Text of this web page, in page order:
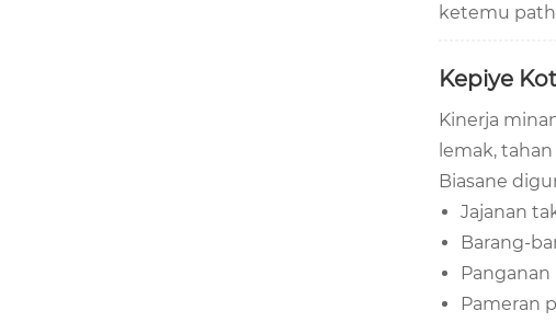
ketemu
Kepiye
Kinerja
lemak,
Biasane
Jajanan
Barang-
Pameran